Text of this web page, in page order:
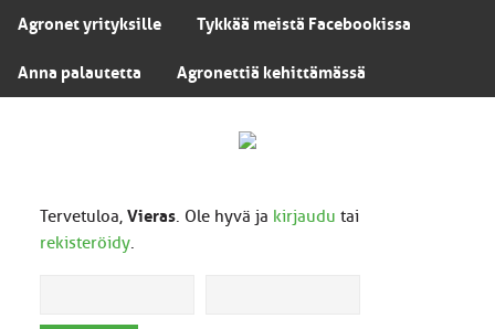
Agronet yrityksille Tykkää meistä Facebookissa
Anna palautetta Agronettiä kehittämässä
Tervetuloa, Vieras. Ole hyvä ja kirjaudu tai
rekisteröidy.